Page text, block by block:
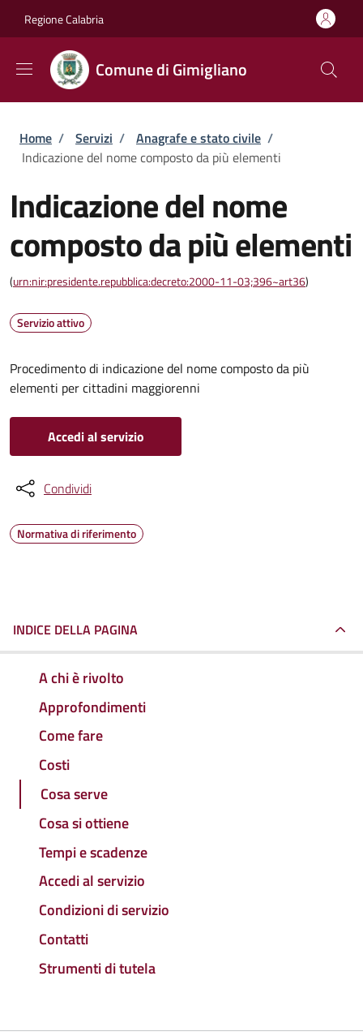
Regione Calabria
Comune di Gimigliano
Briciole di pane
Home / Servizi / Anagrafe e stato civile /
Indicazione del nome composto da più elementi
Indicazione del nome
composto da più elementi
(urn:nir:presidente.repubblica:decreto:2000-11-03;396~art36)
Servizio attivo
Procedimento di indicazione del nome composto da più
elementi per cittadini maggiorenni
Accedi al servizio
Condividi
Normativa di riferimento
INDICE DELLA PAGINA
A chi è rivolto
Approfondimenti
Come fare
Costi
Cosa serve
Cosa si ottiene
Tempi e scadenze
Accedi al servizio
Condizioni di servizio
Contatti
Strumenti di tutela